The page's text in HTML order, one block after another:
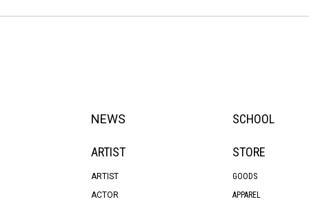
NEWS
ARTIST
ARTIST
ACTOR
SCHOOL
STORE
GOODS
APPAREL